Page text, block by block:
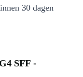
30 dagen
SFF -